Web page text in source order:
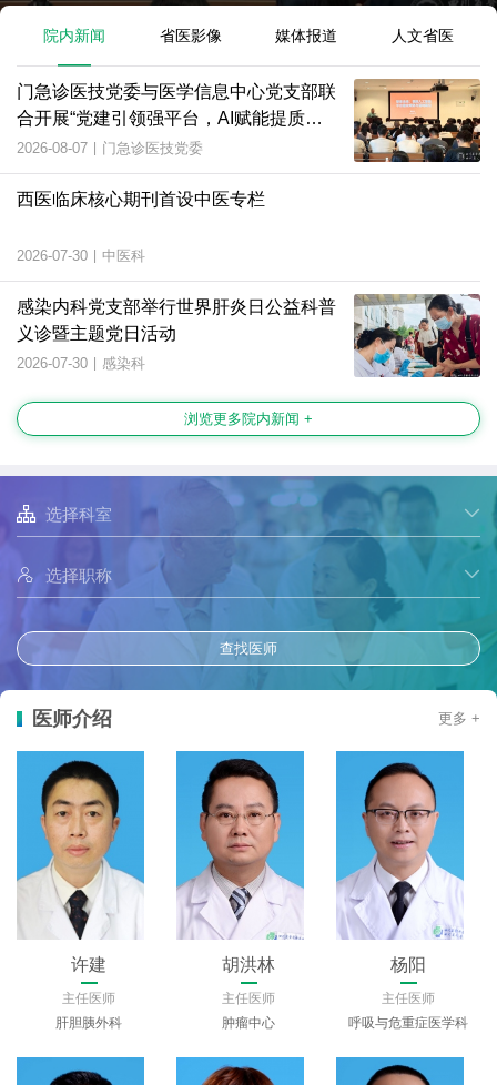
院内新闻 省医影像 媒体报道 人文省医
门急诊医技党委与医学信息中心党支部联
合开展“党建引领强平台，AI赋能提质
效”主题党日活动
2026-08-07 | 门急诊医技党委
西医临床核心期刊首设中医专栏
2026-07-30 | 中医科
感染内科党支部举行世界肝炎日公益科普
义诊暨主题党日活动
2026-07-30 | 感染科
浏览更多院内新闻 +


查找医师
医师介绍 更多 +
许建
主任医师
肝胆胰外科
胡洪林
主任医师
肿瘤中心
杨阳
主任医师
呼吸与危重症医学科